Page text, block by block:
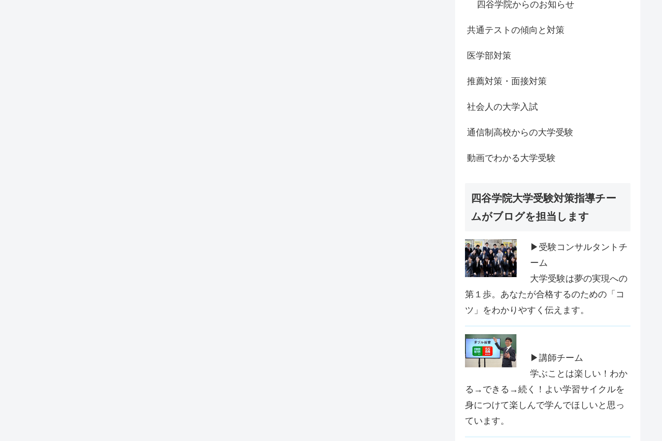
四谷学院からのお知らせ
共通テストの傾向と対策
医学部対策
推薦対策・面接対策
社会人の大学入試
通信制高校からの大学受験
動画でわかる大学受験
四谷学院大学受験対策指導チー
ムがブログを担当します
▶受験コンサルタントチ
ーム
大学受験は夢の実現への
第１歩。あなたが合格するのための「コ
ツ」をわかりやすく伝えます。
▶講師チーム
学ぶことは楽しい！わか
る→できる→続く！よい学習サイクルを
身につけて楽しんで学んでほしいと思っ
ています。